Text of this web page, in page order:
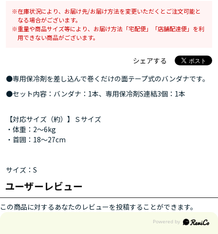
在庫状況により、お届け先/お届け方法を変更いただくとご注文可能と
なる場合がございます。
重量や商品サイズ等により、お届け方法「宅配便」「店舗配達便」を利
用できない商品がございます。
シェアする
●専用保冷剤を差し込んで巻くだけの面テープ式のバンダナです。
●セット内容：バンダナ：1本、専用保冷剤S連結3個：1本
【対応サイズ（約）】Ｓサイズ
・体重：2～6kg
・首囲：18～27cm
サイズ：S
ユーザーレビュー
この商品に対するあなたのレビューを投稿することができます。